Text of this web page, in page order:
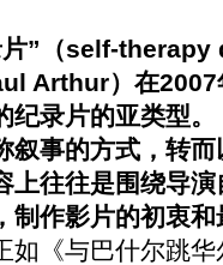
片”（self-
Arthur）在
纪录片的亚类型
叙事的方式，转
上往往是围绕导
制作影片的初衷
如《与巴什尔跳